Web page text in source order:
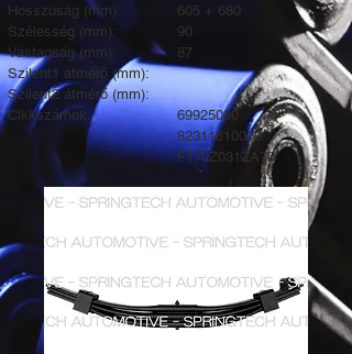
Hosszúság (mm):
Szélesség (mm):
Vastagság (mm):
Szilent1 átmérő (mm):
Szilent2 átmérő (mm):
Cikkszámok:
605 + 680
90
87
69925000
82311610000
F170Z031ZA70